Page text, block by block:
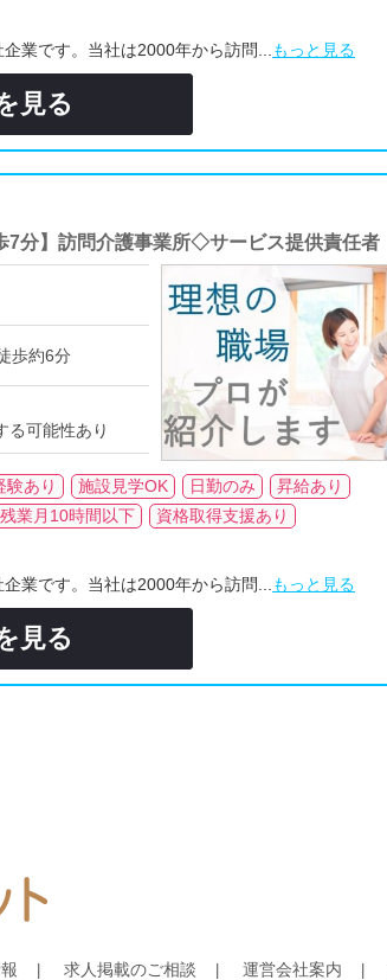
業です。当社は2000年から訪問... もっと見る
見る
7分】訪問介護事業所◇サービス提供責任者
歩約6分
る可能性あり
験あり 施設見学OK 日勤のみ
昇給あり
残業月10時間以下
資格取得支援あり
業です。当社は2000年から訪問... もっと見る
見る
求人掲載のご相談 運営会社案内